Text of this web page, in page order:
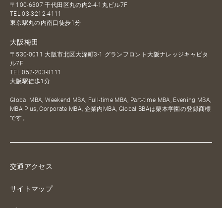
〒100-6307 千代田区丸の内2-4-1丸ビル7F
TEL03-3212-4111
東京駅丸の内南口徒歩1分
大阪梅田
〒530-0011 大阪市北区大深町3-1 グランフロント大阪ナレッジキャピタ
ル7F
TEL052-203-8111
大阪駅徒歩1分
Global MBA, Weekend MBA, Full-time MBA, Part-time MBA, Evening MBA,
MBA Plus, Corporate MBA, 企業内MBA, Global BBAは栗本学園の登録商標
です。
交通アクセス
サイトマップ